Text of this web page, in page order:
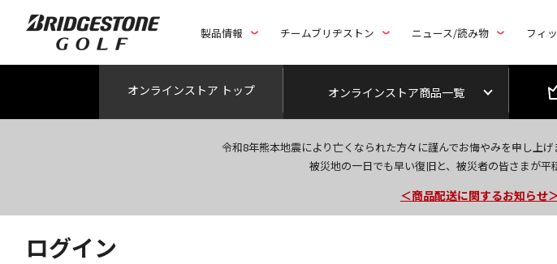
製品情報 チームブリヂストン ニュース/読み物 フィ
オンラインストア トップ オンラインストア商品一覧
令和8年熊本地震により亡くなられた方々に謹んでお悔やみを申し上
被災地の一日でも早い復旧と、被災者の皆さまが平
＜夏季休暇中のご注文・発送
今なら新規会員登録で1,000
＜商品配送に関するお知らせ
ログイン